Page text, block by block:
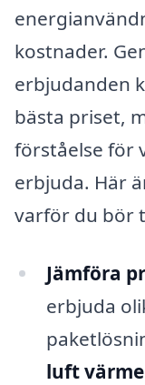
kostnader.
erbjudanden
bästa priset,
förståelse för
erbjuda. Här
varför du bör
Jämföra
erbjuda
luft